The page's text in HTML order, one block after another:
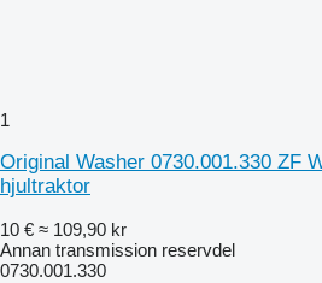
1
Original Washer 0730.001.330 ZF
hjultraktor
10 € ≈ 109,90 kr
Annan transmission reservdel
0730.001.330